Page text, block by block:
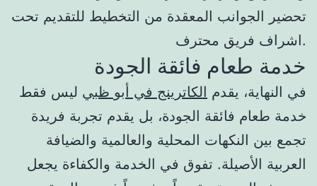
تحضير الجوانب المعقدة من التخطيط للتقديم تحت
اشراف فريق محترف.
خدمة طعام فائقة الجودة
في النهاية، يقدم الكاترينج في أبو ظبي ليس فقط
خدمة طعام فائقة الجودة، بل يقدم تجربة فريدة
تجمع بين النكهات المحلية والعالمية والضيافة
العربية الأصيلة. تفوق في الخدمة والكفاءة يجعل